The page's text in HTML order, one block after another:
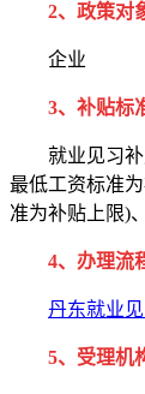
2、政策对
企业
3、补贴标
就业见习补贴
最低工资标准
准为补贴上限)
4、办理流
丹东就业
5、受理机